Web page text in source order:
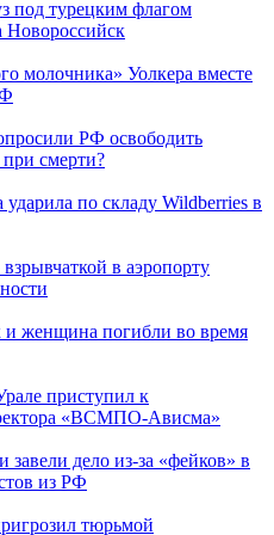
под турецким флагом
Новороссийск
молочника» Уолкера вместе
РФ освободить
смерти?
ударила по складу Wildberries в
в аэропорту
и женщина погибли во время
приступил к
«ВСМПО-Ависма»
завели дело из-за «фейков» в
из РФ
тюрьмой